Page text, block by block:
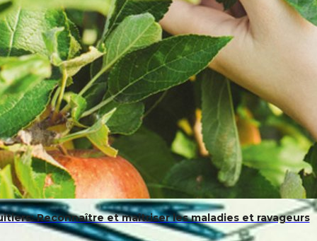
Reconnaître et maîtriser les maladies et ravageurs